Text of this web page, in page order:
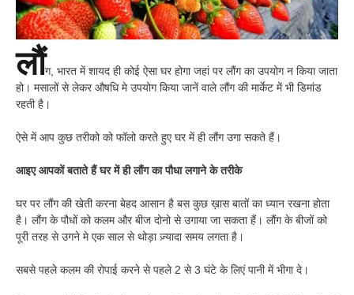
लौंग, भारत में शायद ही कोई ऐसा घर होगा जहां पर लौंग का उपयोग न किया जाता
हो। मसालों से लेकर औषधि मे उपयोग किया जानें वाले लौंग की मार्केट में भी डिमांड
रहती है।
ऐसे में आप कुछ तरीको को फॉलो करते हुए घर में ही लौंग उगा सकते हैं।
आइए आपकों बताते हैं घर में ही लौंग का पौधा लगाने के तरीके
घर पर लौंग की खेती करना बेहद आसान है बस कुछ ख़ास बातों का ध्यान रखना होता
है। लौंग के पौधों को कलम और बीज दोनो से उगाया जा सकता हैं। लौंग के बीजों को
पूरी तरह से उगने मे एक साल से थोड़ा ज़्यादा समय लगता है।
सबसे पहले कलम की रोपाई करने से पहले 2 से 3 घंटे के लिएं पानी में भीगा दे।